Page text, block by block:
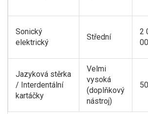
Sonický
elektrický
Střední
2
Jazyková stěrka
/ Interdentální
kartáčky
Velmi
vysoká
(doplňkový
nástroj)